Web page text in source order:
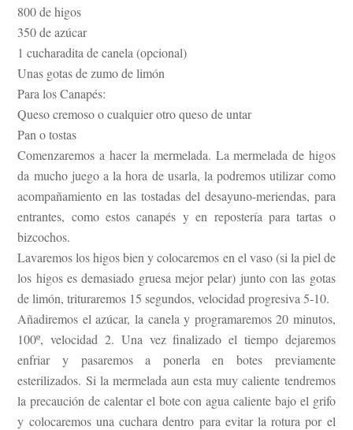
800 de higos
350 de azúcar
1 cucharadita de canela (opcional)
Unas gotas de zumo de limón
Para los Canapés:
Queso cremoso o cualquier otro queso de untar
Pan o tostas
Comenzaremos a hacer la mermelada. La mermelada de higos
da mucho juego a la hora de usarla, la podremos utilizar como
acompañamiento en las tostadas del desayuno-meriendas, para
entrantes, como estos canapés y en repostería para tartas o
bizcochos.
Lavaremos los higos bien y colocaremos en el vaso (si la piel de
los higos es demasiado gruesa mejor pelar) junto con las gotas
de limón, trituraremos 15 segundos, velocidad progresiva 5-10.
Añadiremos el azúcar, la canela y programaremos 20 minutos,
100º, velocidad 2. Una vez finalizado el tiempo dejaremos
enfriar y pasaremos a ponerla en botes previamente
esterilizados. Si la mermelada aun esta muy caliente tendremos
la precaución de calentar el bote con agua caliente bajo el grifo
y colocaremos una cuchara dentro para evitar la rotura por el